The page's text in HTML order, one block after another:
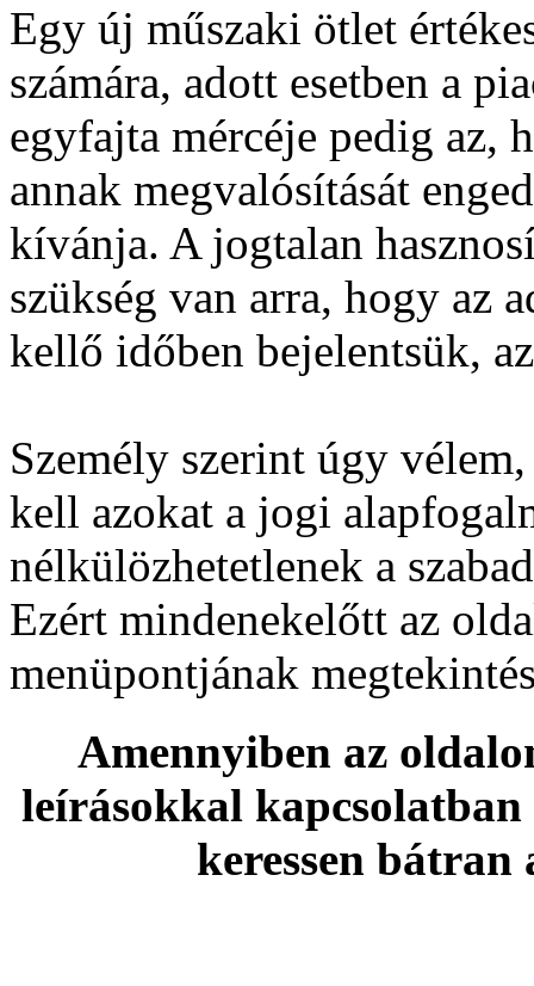
Egy új műszaki ötlet
számára, adott esetben a
egyfajta mércéje pedig az,
annak megvalósítását
kívánja. A jogtalan
szükség van arra, hogy az
kellő időben bejelentsük,
Személy szerint úgy
kell azokat a jogi
nélkülözhetetlenek a
Ezért mindenekelőtt az
menüpontjának
Amennyiben az
leírásokkal
keressen